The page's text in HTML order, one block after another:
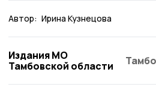
Автор: Ирина Кузнецова
Издания МО
Тамбовской области